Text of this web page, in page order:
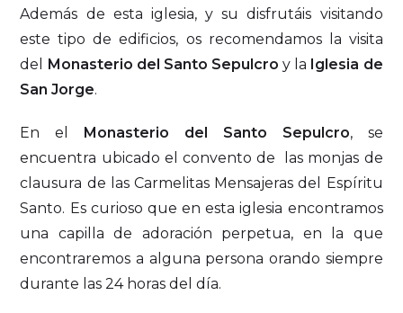
Además de esta iglesia, y su disfrutáis visitando
este tipo de edificios, os recomendamos la visita
del
Monasterio del Santo Sepulcro y la Iglesia de
San Jorge.
En el Monasterio del Santo Sepulcro, se
encuentra ubicado el convento de las monjas de
clausura de las Carmelitas Mensajeras del Espíritu
Santo. Es curioso que en esta iglesia encontramos
una capilla de adoración perpetua, en la que
encontraremos a alguna persona orando siempre
durante las 24 horas del día.